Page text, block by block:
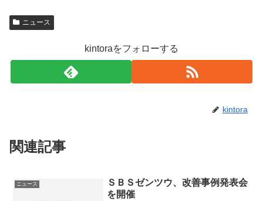
i
i
ニュース
kintoraをフォローする
kintora
関連記事
ニュース
ＳＢＳゼンツウ、改善事例発表会
を開催